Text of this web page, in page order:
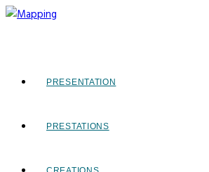
PRESENTATION
PRESTATIONS